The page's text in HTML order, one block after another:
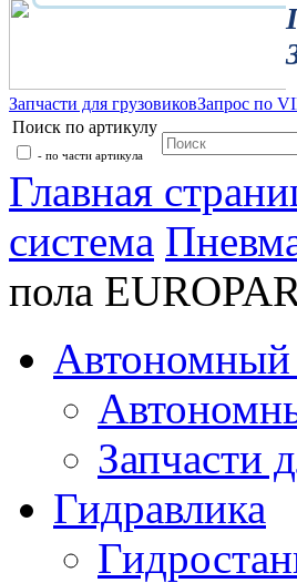
Запчасти для грузовиковЗапрос по
Поиск по артикулу
- по части артикула
Главная
система
пола
Автономный
Запчасти
Гидравлика